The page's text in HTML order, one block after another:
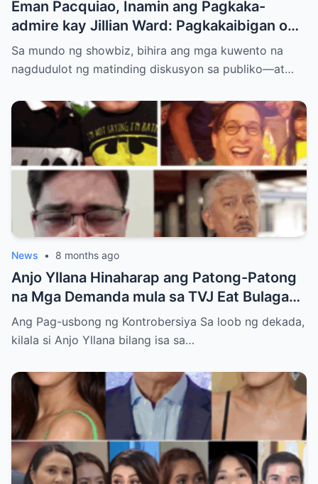
Eman Pacquiao, Inamin ang Pagkaka-
admire kay Jillian Ward: Pagkakaibigan o
Simula ng Pag-ibig? Ang Kontrobersiya sa
Showbiz at Social Media
Sa mundo ng showbiz, bihira ang mga kuwento na
nagdudulot ng matinding diskusyon sa publiko—at…
News • 8 months ago
Anjo Yllana Hinaharap ang Patong-Patong
na Mga Demanda mula sa TVJ Eat Bulaga
Dabarkads: Isang Malalim na Pagsusuri sa
Krisis ng Aktor
Ang Pag-usbong ng Kontrobersiya Sa loob ng dekada,
kilala si Anjo Yllana bilang isa sa…